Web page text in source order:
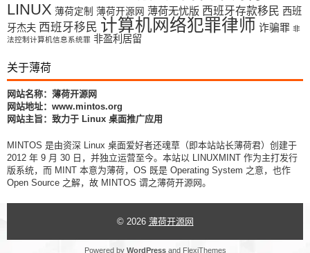
LINUX 薄荷定制 薄荷开源网 薄荷无忧版 西班牙存款移民 西班
牙杰夫 西班牙移民 计算机网络犯罪律师 诈骗罪 非
法控制计算机信息系统罪 非盈利居留
关于薄荷
网站名称：薄荷开源网
网站地址：www.mintos.org
网站主旨：致力于 Linux 桌面推广应用
MINTOS 是由资深 Linux 桌面爱好者还魂草（即本站站长薄荷君）创建于
2012 年 9 月 30 日，并独立运营至今。本站以 LINUXMINT 作为主打发行
版系统，而 MINT 本意为薄荷，OS 既是 Operating System 之意，也作
Open Source 之解，故 MINTOS 谓之薄荷开源网。
© 2026 薄荷开源网
Powered by WordPressand FlexiThemes